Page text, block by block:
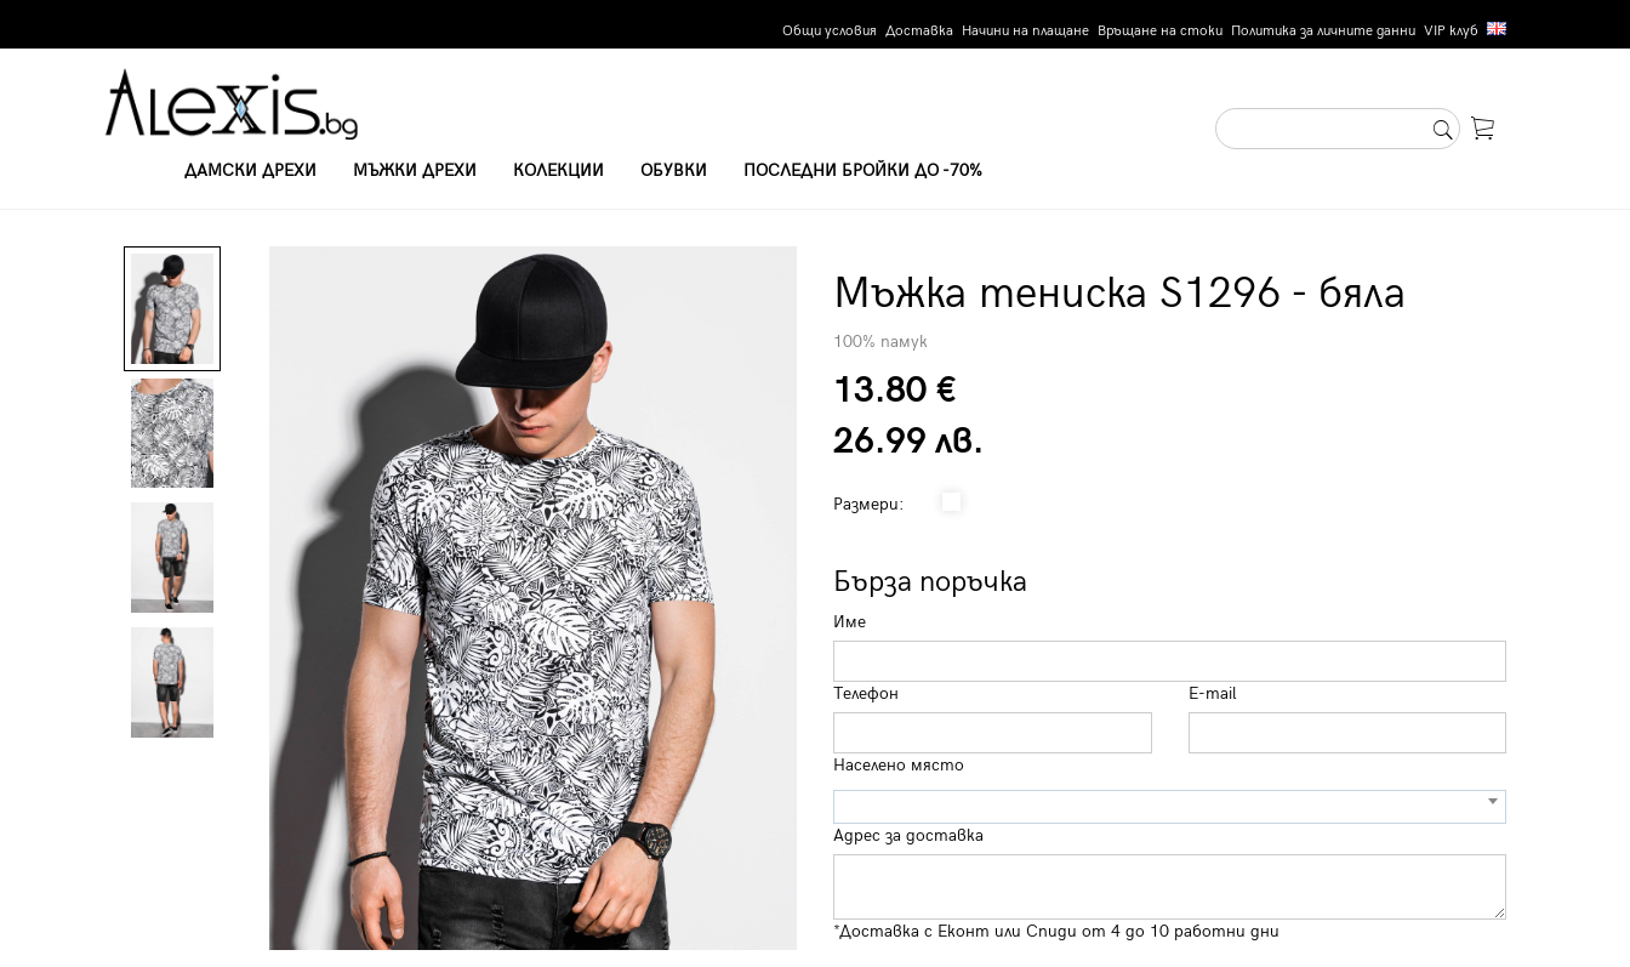
Общи условия Доставка Начини на плащане Връщане на стоки Политика за личните данни VIP клуб
ДАМСКИ ДРЕХИ МЪЖКИ ДРЕХИ КОЛЕКЦИИ ОБУВКИ ПОСЛЕДНИ БРОЙКИ ДО -70%
Мъжка тениска S1296 - бяла
100% памук
13.80 €
26.99 лв.
Размери:
Бърза поръчка
Име
Телефон E-mail
Населено място
Адрес за доставка
*Доставка с Еконт или Спиди от 4 до 10 работни дни